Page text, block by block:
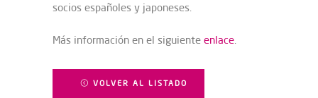
socios españoles y japoneses.
Más información en el siguiente enlace.
VOLVER AL LISTADO